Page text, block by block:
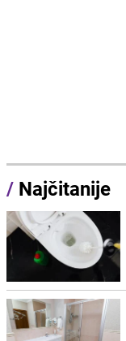
/ Najčitanije